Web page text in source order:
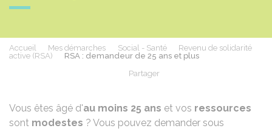
Accueil Mes démarches Social - Santé
Revenu de solidarité
active (RSA)
RSA : demandeur de 25 ans et plus
Partager
Vous êtes âgé d'au moins 25 ans et vos ressources
sont modestes ? Vous pouvez demander sous